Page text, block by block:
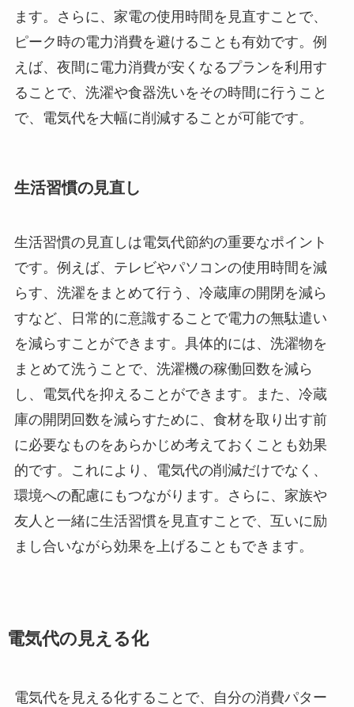
ます。さらに、家電の使用時間を見直すことで、
ピーク時の電力消費を避けることも有効です。例
えば、夜間に電力消費が安くなるプランを利用す
ることで、洗濯や食器洗いをその時間に行うこと
で、電気代を大幅に削減することが可能です。
生活習慣の見直し
生活習慣の見直しは電気代節約の重要なポイント
です。例えば、テレビやパソコンの使用時間を減
らす、洗濯をまとめて行う、冷蔵庫の開閉を減ら
すなど、日常的に意識することで電力の無駄遣い
を減らすことができます。具体的には、洗濯物を
まとめて洗うことで、洗濯機の稼働回数を減ら
し、電気代を抑えることができます。また、冷蔵
庫の開閉回数を減らすために、食材を取り出す前
に必要なものをあらかじめ考えておくことも効果
的です。これにより、電気代の削減だけでなく、
環境への配慮にもつながります。さらに、家族や
友人と一緒に生活習慣を見直すことで、互いに励
まし合いながら効果を上げることもできます。
電気代の見える化
電気代を見える化することで、自分の消費パター